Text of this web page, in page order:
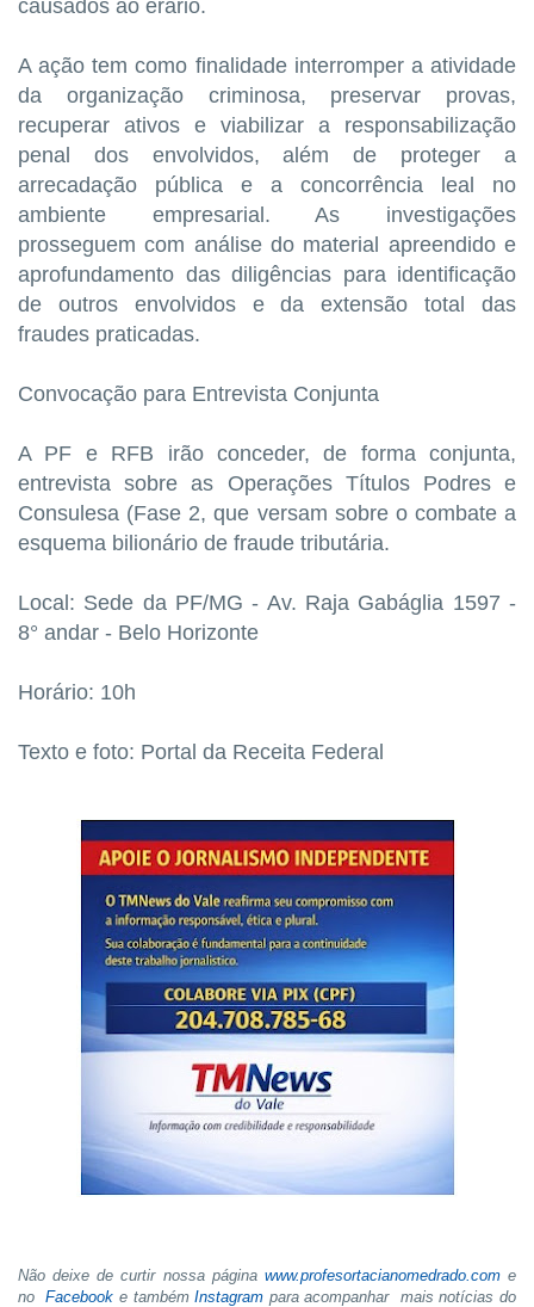
causados ao erário.
A ação tem como finalidade interromper a atividade
da organização criminosa, preservar provas,
recuperar ativos e viabilizar a responsabilização
penal dos envolvidos, além de proteger a
arrecadação pública e a concorrência leal no
ambiente empresarial. As investigações
prosseguem com análise do material apreendido e
aprofundamento das diligências para identificação
de outros envolvidos e da extensão total das
fraudes praticadas.
Convocação para Entrevista Conjunta
A PF e RFB irão conceder, de forma conjunta,
entrevista sobre as Operações Títulos Podres e
Consulesa (Fase 2, que versam sobre o combate a
esquema bilionário de fraude tributária.
Local: Sede da PF/MG - Av. Raja Gabáglia 1597 -
8° andar - Belo Horizonte
Horário: 10h
Texto e foto: Portal da Receita Federal
Não deixe de curtir nossa página www.profesortacianomedrado.come
noFacebook e tambémInstagram para acompanhar mais notícias do